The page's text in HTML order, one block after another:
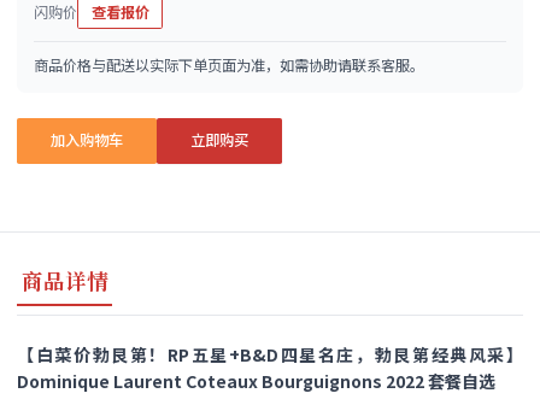
闪购价 查看报价
商品价格与配送以实际下单页面为准，如需协助请联系客服。
加入购物车 立即购买
商品详情
【白菜价勃艮第！RP五星+B&D四星名庄，勃艮第经典风采】
Dominique Laurent Coteaux Bourguignons 2022 套餐自选